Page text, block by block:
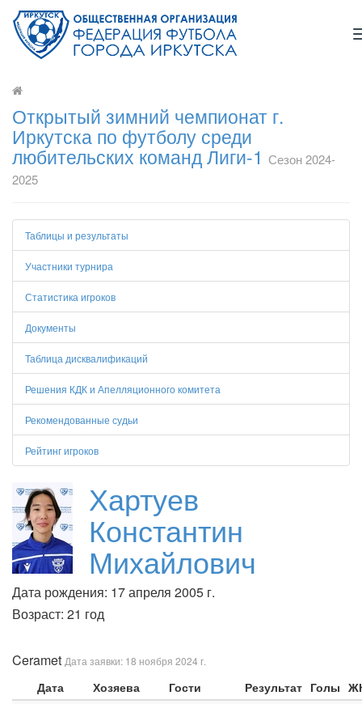
Открытый зимний чемпионат г.
Иркутска по футболу среди
любительских команд Лиги-1 Сезон 2024-
2025
Таблицы и результаты
Участники турнира
Статистика игроков
Документы
Таблица дисквалификаций
Решения КДК и Апелляционного комитета
Рекомендованные судьи
Рейтинг игроков
Хартуев
Константин
Михайлович
Дата рождения: 17 апреля 2005 г.
Возраст: 21 год
Ceramet Дата заявки: 18 ноября 2024 г.
Дата Хозяева Гости Результат Голы